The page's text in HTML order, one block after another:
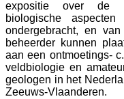
expositie over de
biologische
ondergebracht, en
beheerder kunnen
aan een ontmoetings-
veldbiologie en
geologen in het
Zeeuws-Vlaanderen.